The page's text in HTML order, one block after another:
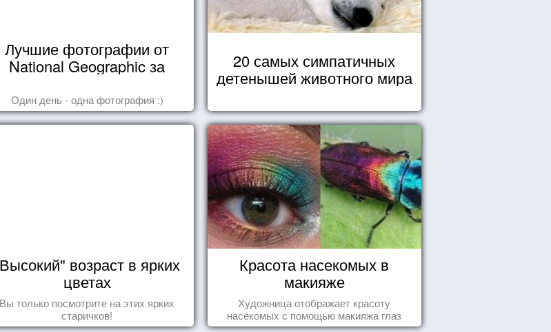
Лучшие фотографии от
National Geographic за
Один день - одна фотография :)
20 самых симпатичных
детенышей животного мира
возраст в ярких
цветах
Вы только посмотрите на этих ярких
старичков!
Красота насекомых в
макияже
Художница отображает красоту
насекомых с помощью макияжа глаз